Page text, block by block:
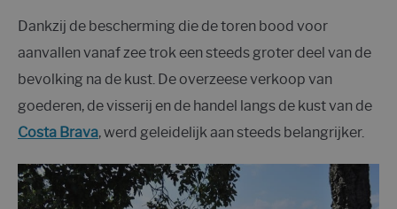
Dankzij de bescherming die de toren bood voor
aanvallen vanaf zee trok een steeds groter deel van de
bevolking na de kust. De overzeese verkoop van
goederen, de visserij en de handel langs de kust van de
Costa Brava, werd geleidelijk aan steeds belangrijker.